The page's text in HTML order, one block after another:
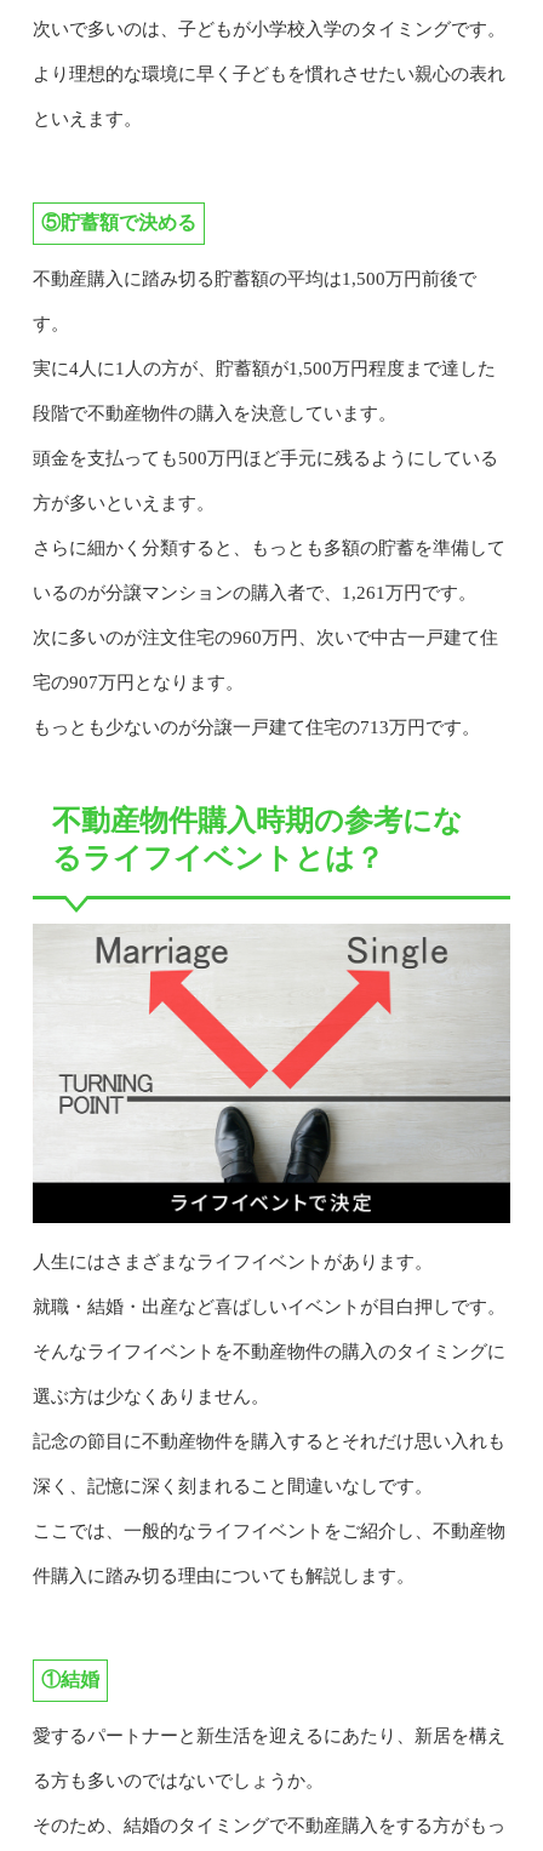
次いで多いのは、子どもが小学校入学のタイミングです。
より理想的な環境に早く子どもを慣れさせたい親心の表れ
といえます。
⑤貯蓄額で決める
不動産購入に踏み切る貯蓄額の平均は1,500万円前後で
す。
実に4人に1人の方が、貯蓄額が1,500万円程度まで達した
段階で不動産物件の購入を決意しています。
頭金を支払っても500万円ほど手元に残るようにしている
方が多いといえます。
さらに細かく分類すると、もっとも多額の貯蓄を準備して
いるのが分譲マンションの購入者で、1,261万円です。
次に多いのが注文住宅の960万円、次いで中古一戸建て住
宅の907万円となります。
もっとも少ないのが分譲一戸建て住宅の713万円です。
不動産物件購入時期の参考にな
るライフイベントとは？
人生にはさまざまなライフイベントがあります。
就職・結婚・出産など喜ばしいイベントが目白押しです。
そんなライフイベントを不動産物件の購入のタイミングに
選ぶ方は少なくありません。
記念の節目に不動産物件を購入するとそれだけ思い入れも
深く、記憶に深く刻まれること間違いなしです。
ここでは、一般的なライフイベントをご紹介し、不動産物
件購入に踏み切る理由についても解説します。
①結婚
愛するパートナーと新生活を迎えるにあたり、新居を構え
る方も多いのではないでしょうか。
そのため、結婚のタイミングで不動産購入をする方がもっ